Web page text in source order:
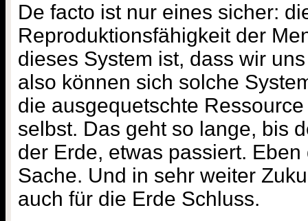
De facto ist nur eines sicher:
Reproduktionsfähigkeit der
dieses System ist, dass wir
also können sich solche
die ausgequetschte
selbst. Das geht so lange, bis
der Erde, etwas passiert.
Sache. Und in sehr weiter
auch für die Erde Schluss.